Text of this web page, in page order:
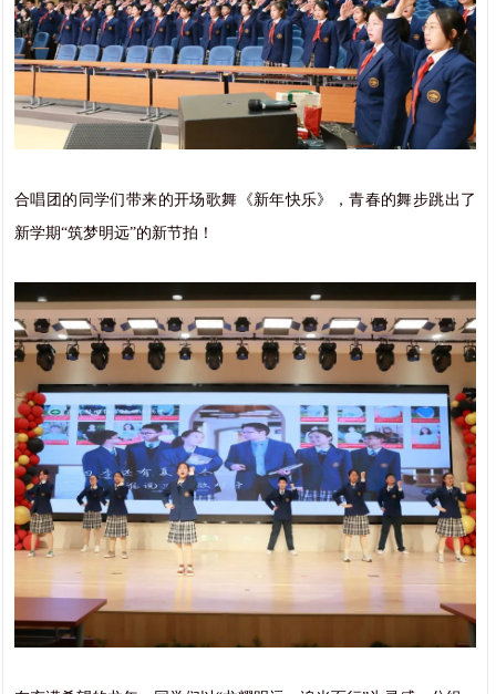
合唱团的同学们带来的开场歌舞《新年快乐》，青春的舞步跳出了
新学期“筑梦明远”的新节拍！